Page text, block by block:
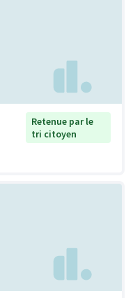
Retenue par le
tri citoyen